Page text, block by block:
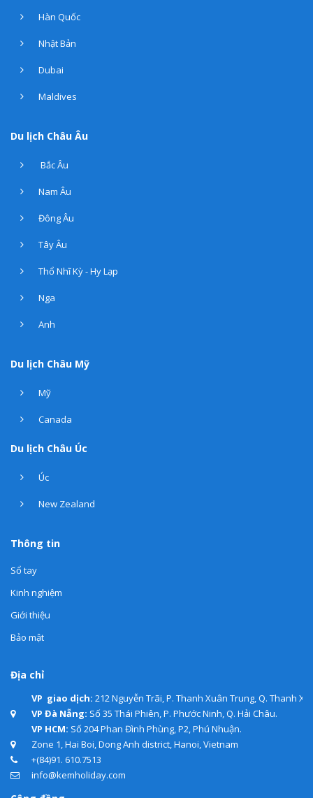
Hàn Quốc
Nhật Bản
Dubai
Maldives
Du lịch Châu Âu
Bắc Âu
Nam Âu
Đông Âu
Tây Âu
Thổ Nhĩ Kỳ - Hy Lạp
Nga
Anh
Du lịch Châu Mỹ
Mỹ
Canada
Du lịch Châu Úc
Úc
New Zealand
Thông tin
Sổ tay
Kinh nghiệm
Giới thiệu
Bảo mật
Địa chỉ
VP giao dịch: 212 Nguyễn Trãi, P. Thanh Xuân Trung, Q. Thanh
VP Đà Nẵng: Số 35 Thái Phiên, P. Phước Ninh, Q. Hải Châu.
VP HCM: Số 204 Phan Đình Phùng, P2, Phú Nhuận.
Zone 1, Hai Boi, Dong Anh district, Hanoi, Vietnam
+(84)91. 610.7513
info@kemholiday.com